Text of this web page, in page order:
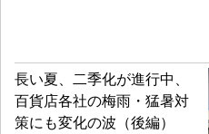
長い夏、二季化が進行中、
百貨店各社の梅雨・猛暑対
策にも変化の波（後編）